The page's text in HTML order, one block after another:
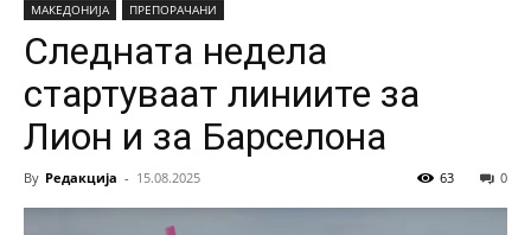
МАКЕДОНИЈА ПРЕПОРАЧАНИ
Следната недела
стартуваат линиите за
Лион и за Барселона
By Редакција - 15.08.2025 0
63